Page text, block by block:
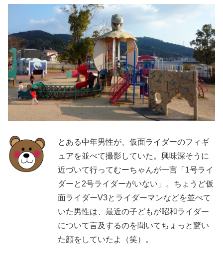
とある中年男性が、仮面ライダーのフィギ
ュアを並べて撮影していた。興味深そうに
近づいて行ってむーちゃんが一言「1号ライ
ダーと2号ライダーがいない」。ちょうど仮
面ライダーV3とライダーマンなどを並べて
いた男性は、最近の子どもが昭和ライダー
について言及するのを聞いてちょっと驚い
た顔をしていたよ（笑）。